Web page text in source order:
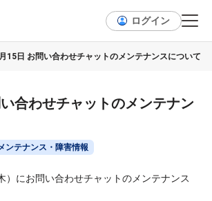
ログイン
15日 お問い合わせチャットのメンテナンスについて
合わせチャットのメンテナン
ンテナンス・障害情報
）にお問い合わせチャットのメンテナンス